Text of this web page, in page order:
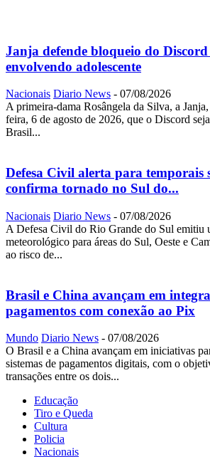
Janja defende bloqueio do Discord
envolvendo adolescente
Nacionais Diario News - 07/08/2026
A primeira-dama Rosângela da Silva, a
feira, 6 de agosto de 2026, que o Discord
Brasil...
Defesa Civil alerta para temporais
confirma tornado no Sul do...
Nacionais Diario News - 07/08/2026
A Defesa Civil do Rio Grande do Sul emitiu
meteorológico para áreas do Sul, Oeste e
ao risco de...
Brasil e China avançam em
pagamentos com conexão ao Pix
Mundo Diario News - 07/08/2026
O Brasil e a China avançam em iniciativas
sistemas de pagamentos digitais, com o
transações entre os dois...
Educação
Tiro e Queda
Cultura
Policia
Nacionais